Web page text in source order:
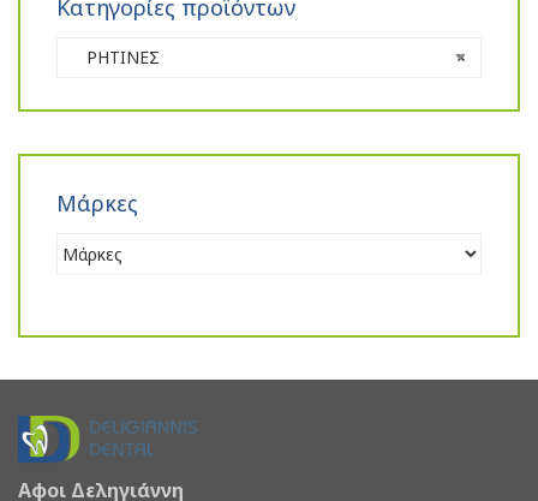
Κατηγορίες προϊόντων
×
ΡΗΤΙΝΕΣ
Μάρκες
Αφοι Δεληγιάννη